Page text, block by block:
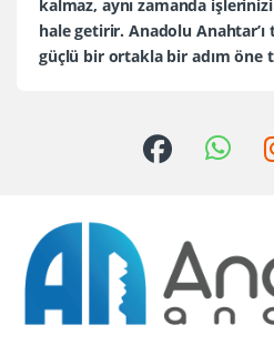
kalmaz, aynı zamanda
hale getirir. Anadolu
güçlü bir ortakla bir adım öne